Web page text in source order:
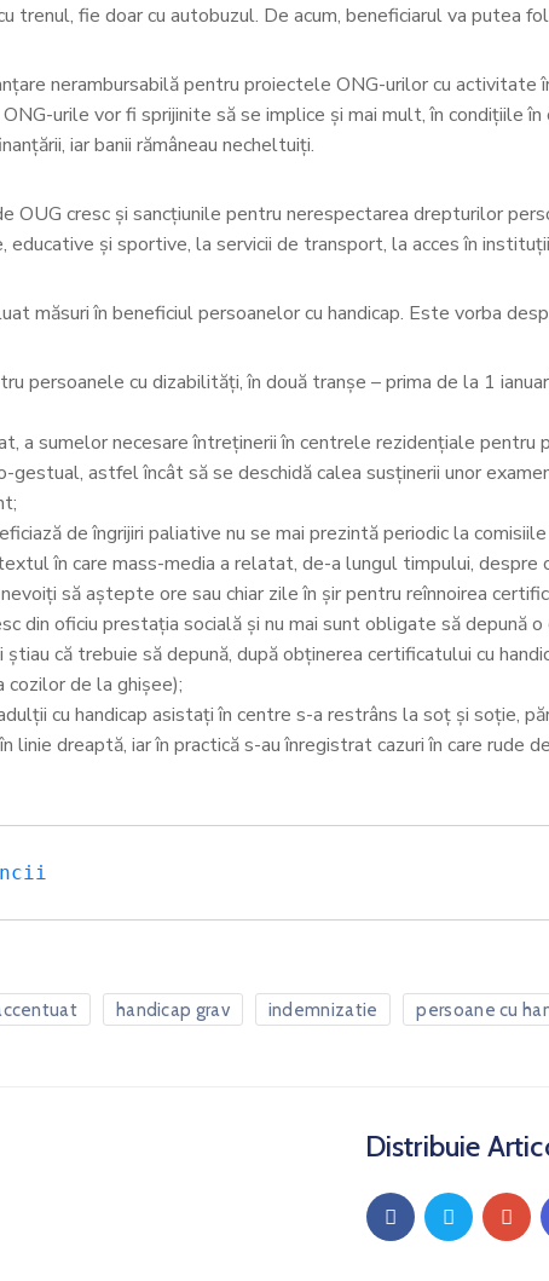
trenul, fie doar cu autobuzul. De acum, beneficiarul va putea
nerambursabilă pentru proiectele ONG-urilor cu
urile vor fi sprijinite să se implice și mai mult, în condițiile
iar banii rămâneau necheltuiți.
OUG cresc și sancțiunile pentru nerespectarea drepturilor
educative și sportive, la servicii de transport, la acces în
măsuri în beneficiul persoanelor cu handicap. Este vorba
persoanele cu dizabilități, în două tranșe – prima de la 1
a sumelor necesare întreținerii în centrele rezidențiale pentru
gestual, astfel încât să se deschidă calea susținerii unor
de îngrijiri paliative nu se mai prezintă periodic la
în care mass-media a relatat, de-a lungul timpului, despre
să aștepte ore sau chiar zile în șir pentru reînnoirea
din oficiu prestația socială și nu mai sunt obligate să
că trebuie să depună, după obținerea certificatului cu
cozilor de la ghișee);
cu handicap asistați în centre s-a restrâns la soț și soție,
linie dreaptă, iar în practică s-au înregistrat cazuri în care
handicap grav indemnizatie persoane cu
Distribuie